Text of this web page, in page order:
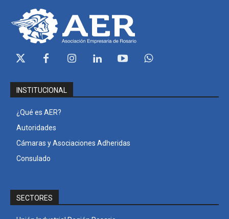
INSTITUCIONAL
¿Qué es AER?
Autoridades
Cámaras y Asociaciones Adheridas
Consulado
SECTORES